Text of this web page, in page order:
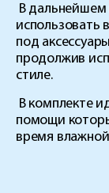
В дальнейшем
использовать
под
продолжив
стиле.
В комплекте
помощи
время